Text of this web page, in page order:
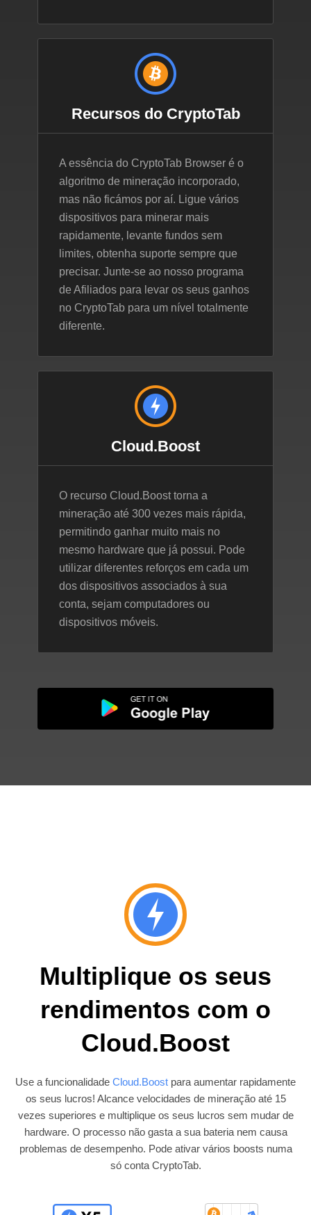
Recursos do CryptoTab
A essência do CryptoTab Browser é o
algoritmo de mineração incorporado,
mas não ficámos por aí. Ligue vários
dispositivos para minerar mais
rapidamente, levante fundos sem
limites, obtenha suporte sempre que
precisar. Junte-se ao nosso programa
de Afiliados para levar os seus ganhos
no CryptoTab para um nível totalmente
diferente.
Cloud.Boost
O recurso Cloud.Boost torna a
mineração até 300 vezes mais rápida,
permitindo ganhar muito mais no
mesmo hardware que já possui. Pode
utilizar diferentes reforços em cada um
dos dispositivos associados à sua
conta, sejam computadores ou
dispositivos móveis.
Multiplique os seus
rendimentos com o
Cloud.Boost
Use a funcionalidade Cloud.Boost para aumentar rapidamente
os seus lucros! Alcance velocidades de mineração até 15
vezes superiores e multiplique os seus lucros sem mudar de
hardware. O processo não gasta a sua bateria nem causa
problemas de desempenho. Pode ativar vários boosts numa
só conta CryptoTab.